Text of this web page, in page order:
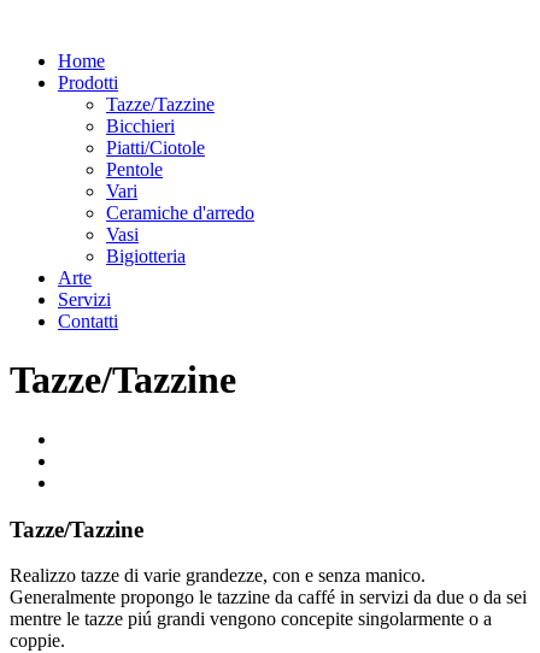
Home
Prodotti
Tazze/Tazzine
Bicchieri
Piatti/Ciotole
Pentole
Vari
Ceramiche d'arredo
Vasi
Bigiotteria
Arte
Servizi
Contatti
Tazze/Tazzine
Tazze/Tazzine
Realizzo tazze di varie grandezze, con e senza manico.
Generalmente propongo le tazzine da caffé in servizi da due o da sei
mentre le tazze piú grandi vengono concepite singolarmente o a
coppie.